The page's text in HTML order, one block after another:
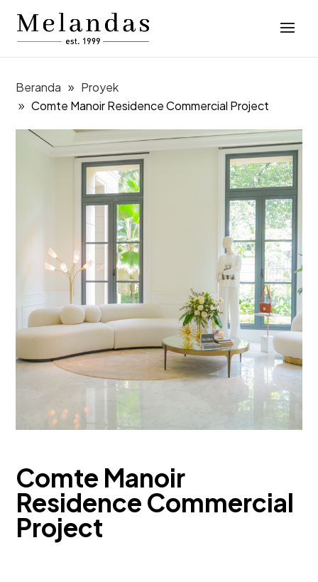
Beranda
Proyek
Comte Manoir Residence Commercial Project
Comte Manoir
Residence Commercial
Project